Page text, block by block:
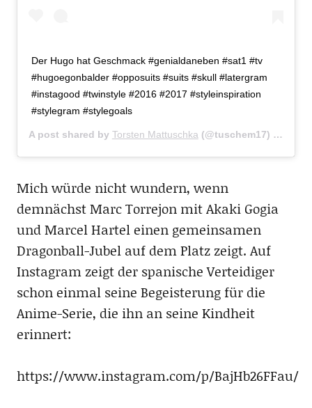
Der Hugo hat Geschmack #genialdaneben #sat1 #tv
#hugoegonbalder #opposuits #suits #skull #latergram
#instagood #twinstyle #2016 #2017 #styleinspiration
#stylegram #stylegoals
A post shared by Torsten Mattuschka(@tuschem17) on
Mich würde nicht wundern, wenn
demnächst Marc Torrejon mit Akaki Gogia
und Marcel Hartel einen gemeinsamen
Dragonball-Jubel auf dem Platz zeigt. Auf
Instagram zeigt der spanische Verteidiger
schon einmal seine Begeisterung für die
Anime-Serie, die ihn an seine Kindheit
erinnert:
https://www.instagram.com/p/BajHb26FFau/